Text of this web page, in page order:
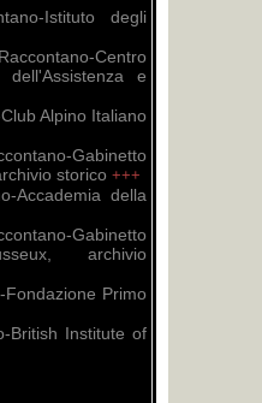
Istituto degli
Centro
e
Alpino Italiano
Gabinetto
storico +++
Accademia della
Gabinetto
archivio
Primo
British Institute of